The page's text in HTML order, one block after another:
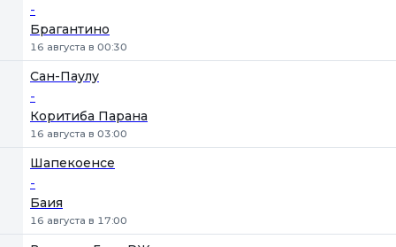
-
Брагантино
16 августа в 00:30
Сан-Паулу
-
Коритиба Парана
16 августа в 03:00
Шапекоенсе
-
Баия
16 августа в 17:00